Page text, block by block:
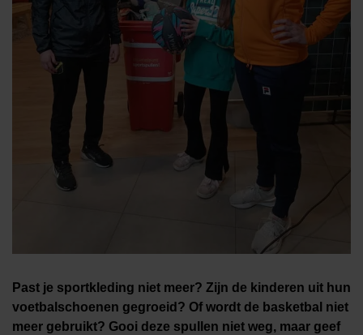
Past je sportkleding niet meer? Zijn de kinderen uit hun
voetbalschoenen gegroeid? Of wordt de basketbal niet
meer gebruikt? Gooi deze spullen niet weg, maar geef